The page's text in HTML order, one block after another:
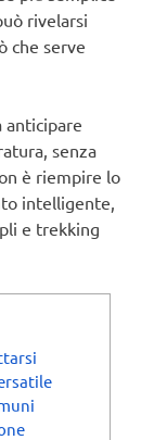
rivelarsi
che serve
anticipare
senza
è riempire lo
intelligente,
e trekking